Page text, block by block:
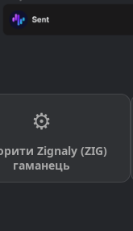
⚙️
Zignaly (ZIG)
гаманець